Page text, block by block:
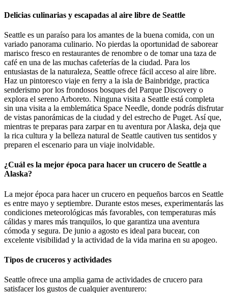
Delicias culinarias y escapadas al aire libre de Seattle
Seattle es un paraíso para los amantes de la buena comida, con un
variado panorama culinario. No pierdas la oportunidad de saborear
marisco fresco en restaurantes de renombre o de tomar una taza de
café en una de las muchas cafeterías de la ciudad. Para los
entusiastas de la naturaleza, Seattle ofrece fácil acceso al aire libre.
Haz un pintoresco viaje en ferry a la isla de Bainbridge, practica
senderismo por los frondosos bosques del Parque Discovery o
explora el sereno Arboreto. Ninguna visita a Seattle está completa
sin una visita a la emblemática Space Needle, donde podrás disfrutar
de vistas panorámicas de la ciudad y del estrecho de Puget. Así que,
mientras te preparas para zarpar en tu aventura por Alaska, deja que
la rica cultura y la belleza natural de Seattle cautiven tus sentidos y
preparen el escenario para un viaje inolvidable.
¿Cuál es la mejor época para hacer un crucero de Seattle a
Alaska?
La mejor época para hacer un crucero en pequeños barcos en Seattle
es entre mayo y septiembre. Durante estos meses, experimentarás las
condiciones meteorológicas más favorables, con temperaturas más
cálidas y mares más tranquilos, lo que garantiza una aventura
cómoda y segura. De junio a agosto es ideal para bucear, con
excelente visibilidad y la actividad de la vida marina en su apogeo.
Tipos de cruceros y actividades
Seattle ofrece una amplia gama de actividades de crucero para
satisfacer los gustos de cualquier aventurero: